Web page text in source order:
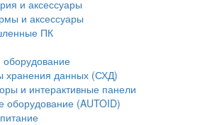
и аксессуары
и аксессуары
ПК
оборудование
хранения данных (СХД)
и интерактивные панели
оборудование (AUTOID)